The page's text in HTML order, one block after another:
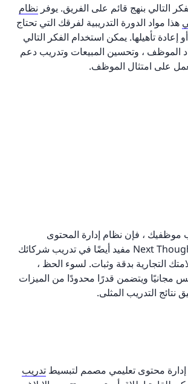
التالي بنهج قائم على الفريق. يوفر نظام
هذا مواد الدورة التدريبية لفرقك التي تحتاج
إعادة تأهيلها. يمكن استخدام الفكر التالي
الموظف ، وتحسين المبيعات وتدريب دعم
على امتثال الموظف.
موظفيك ، فإن نظام إدارة المحتوى
التعليمي Next Thought LCMS مفيد أيضًا في تدريب شركائك
التجارية بدقة وثبات. لسوء الحظ ،
مجانيًا ويتضمن قدرًا محدودًا من الميزات
التدريب المثلى.
تدريب